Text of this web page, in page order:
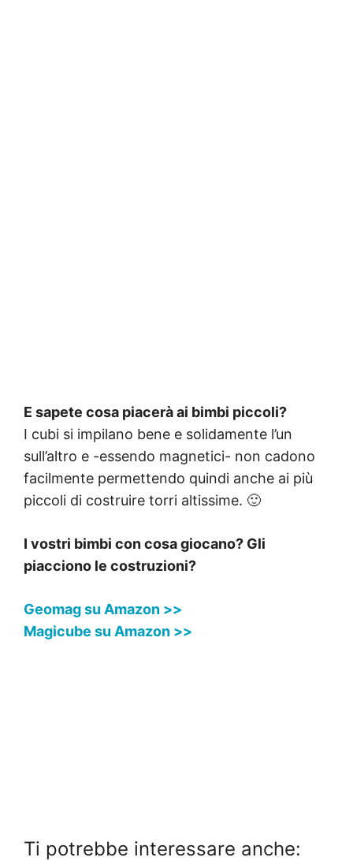
E sapete cosa piacerà ai bimbi piccoli?
I cubi si impilano bene e solidamente l’un
sull’altro e -essendo magnetici- non cadono
facilmente permettendo quindi anche ai più
piccoli di costruire torri altissime. 🙂
I vostri bimbi con cosa giocano? Gli
piacciono le costruzioni?
Geomag su Amazon >>
Magicube su Amazon >>
Ti potrebbe interessare anche: